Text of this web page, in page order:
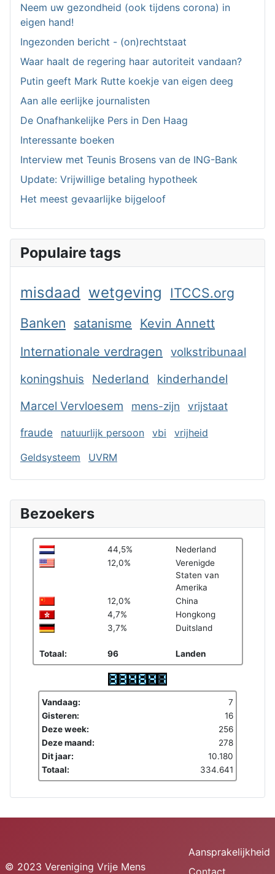
Bezoekers
44,5%
Nederland
12,0%
Verenigde
Staten van
Amerika
12,0%
China
4,7%
Hongkong
3,7%
Duitsland
Totaal: 96 Landen
Vandaag:
7
Gisteren:
16
Deze week:
256
Deze maand:
278
Dit jaar:
10.180
Totaal:
334.641
Neem uw gezondheid (ook tijdens corona) in
eigen hand!
Ingezonden bericht - (on)rechtstaat
Waar haalt de regering haar autoriteit vandaan?
Putin geeft Mark Rutte koekje van eigen deeg
Aan alle eerlijke journalisten
De Onafhankelijke Pers in Den Haag
Interessante boeken
Interview met Teunis Brosens van de ING-Bank
Update: Vrijwillige betaling hypotheek
Het meest gevaarlijke bijgeloof
Populaire tags
misdaad wetgeving
ITCCS.org
Banken
satanisme
Kevin Annett
Internationale verdragen
volkstribunaal
koningshuis
Nederland
kinderhandel
Marcel Vervloesem
mens-zijn vrijstaat
fraude natuurlijk persoon vbi
vrijheid
Geldsysteem
UVRM
© 2023 Vereniging Vrije Mens
Aansprakelijkheid
Contact